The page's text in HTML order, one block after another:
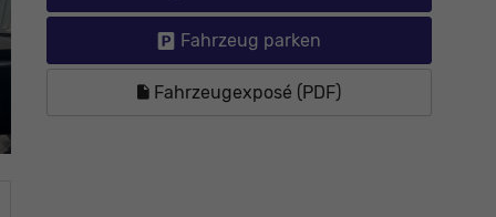
Fahrzeug parken
Fahrzeugexposé (PDF)